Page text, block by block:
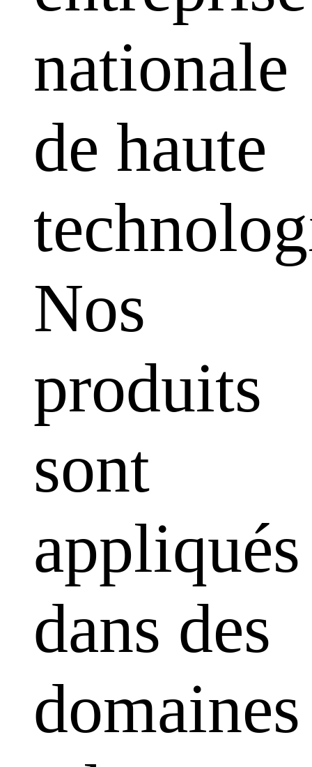
nationale
de haute
Nos
produits
sont
appliqués
dans des
domaines